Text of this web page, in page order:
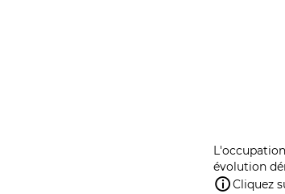
évolution
Cliquez